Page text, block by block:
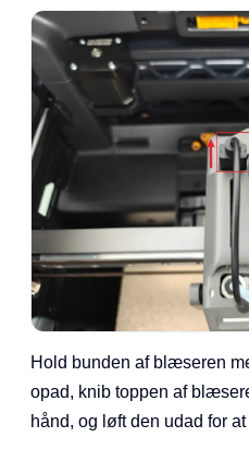
Hold bunden af blæseren
opad, knib toppen af
hånd, og løft den udad for